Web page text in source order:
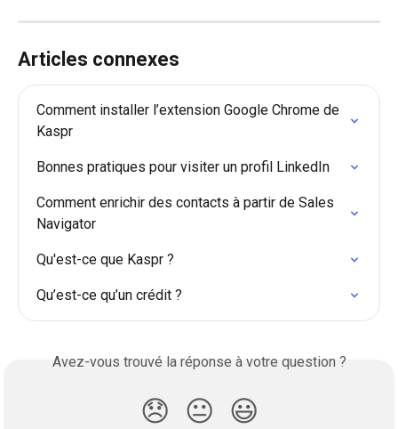
Articles connexes
Comment installer l’extension Google Chrome de
Kaspr
Bonnes pratiques pour visiter un profil LinkedIn
Comment enrichir des contacts à partir de Sales
Navigator
Qu'est-ce que Kaspr ?
Qu’est-ce qu’un crédit ?
Avez-vous trouvé la réponse à votre question ?
😞 😐 😃